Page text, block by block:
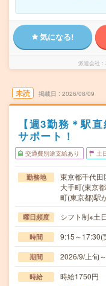
気になる!
派遣会社
未読 掲載日 2026/08/09
【週3勤務＊駅
サポート！
交通費別途支給あり 土
勤務地
東京都千代田
大手町(東京
町(東京都)駅
曜日頻度 シフト制※土
時間 9:15～17:30(
期間 2026/9/上旬
時給 時給1750円